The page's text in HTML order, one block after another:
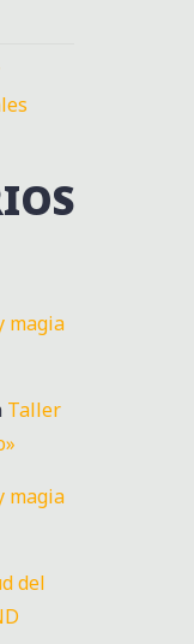
magia
Taller
magia
del